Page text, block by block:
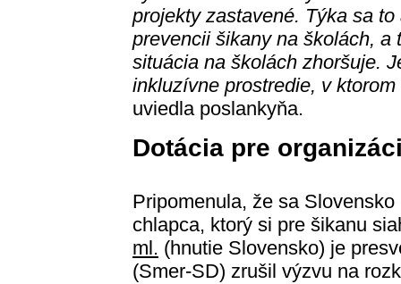
projekty zastavené. Týka sa
prevencii šikany na školách,
situácia na školách zhoršuje.
inkluzívne prostredie, v
uviedla poslankyňa.
Dotácia pre
Pripomenula, že sa
chlapca, ktorý si pre šikanu
ml. (hnutie Slovensko) je
(Smer-SD) zrušil výzvu na